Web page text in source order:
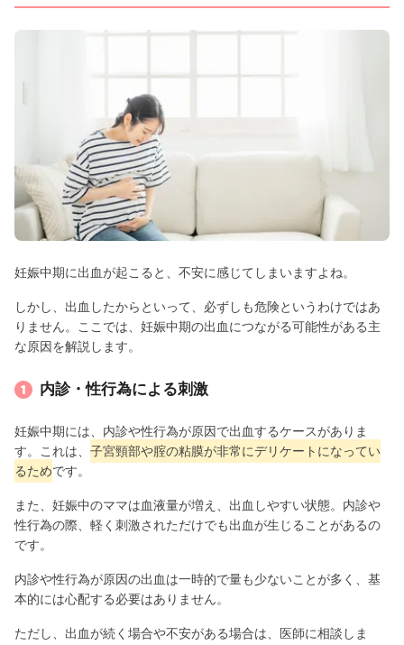
妊娠中期に出血が起こると、不安に感じてしまいますよね。
しかし、出血したからといって、必ずしも危険というわけではあ
りません。ここでは、妊娠中期の出血につながる可能性がある主
な原因を解説します。
内診・性行為による刺激
妊娠中期には、内診や性行為が原因で出血するケースがありま
す。これは、 子宮頸部や腟の粘膜が非常にデリケートになってい
るためです。
また、妊娠中のママは血液量が増え、出血しやすい状態。内診や
性行為の際、軽く刺激されただけでも出血が生じることがあるの
です。
内診や性行為が原因の出血は一時的で量も少ないことが多く、基
本的には心配する必要はありません。
ただし、出血が続く場合や不安がある場合は、医師に相談しま